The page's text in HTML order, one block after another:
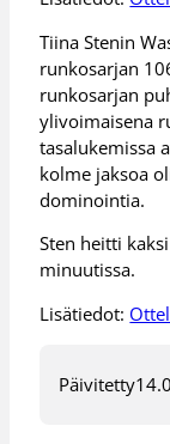
Tiina Stenin
runkosarjan
runkosarjan
ylivoimaisena
tasalukemissa
kolme jaksoa
dominointia.
Sten heitti
minuutissa.
Lisätiedot:
Päivitetty